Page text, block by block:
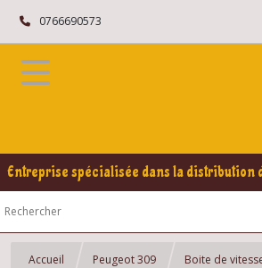
0766690573
Entreprise spécialisée dans la distribution
Accueil Peugeot 309 Boite de